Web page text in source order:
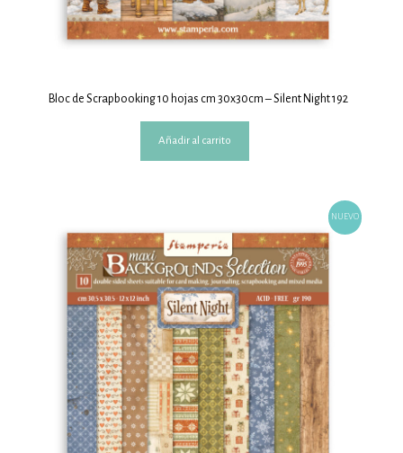
Bloc de Scrapbooking 10 hojas cm 30x30cm – Silent Night 192
Añadir al carrito
NUEVO